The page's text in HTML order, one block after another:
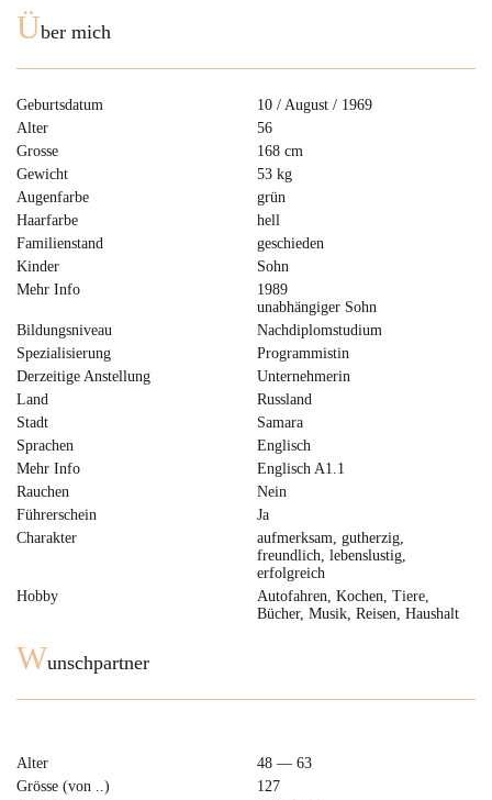
Über mich
Geburtsdatum
10 / August / 1969
Alter
56
Grosse
168 cm
Gewicht
53 kg
Augenfarbe
grün
Haarfarbe
hell
Familienstand
geschieden
Kinder
Sohn
Mehr Info
1989
unabhängiger Sohn
Bildungsniveau
Nachdiplomstudium
Spezialisierung
Programmistin
Derzeitige Anstellung
Unternehmerin
Land
Russland
Stadt
Samara
Sprachen
Englisch
Mehr Info
Englisch A1.1
Rauchen
Nein
Führerschein
Ja
Charakter
aufmerksam, gutherzig,
freundlich, lebenslustig,
erfolgreich
Hobby
Autofahren, Kochen, Tiere,
Bücher, Musik, Reisen, Haushalt
Wunschpartner
Alter
48 — 63
Grösse (von ..)
127